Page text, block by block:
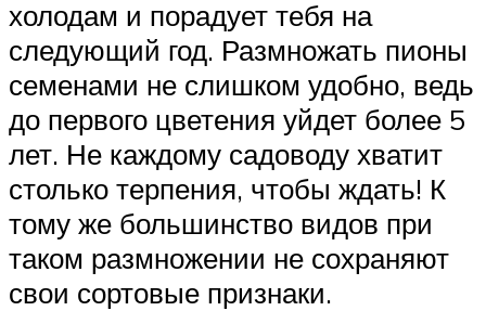
холодам и порадует тебя на
следующий год. Размножать пионы
семенами не слишком удобно, ведь
до первого цветения уйдет более 5
лет. Не каждому садоводу хватит
столько терпения, чтобы ждать! К
тому же большинство видов при
таком размножении не сохраняют
свои сортовые признаки.